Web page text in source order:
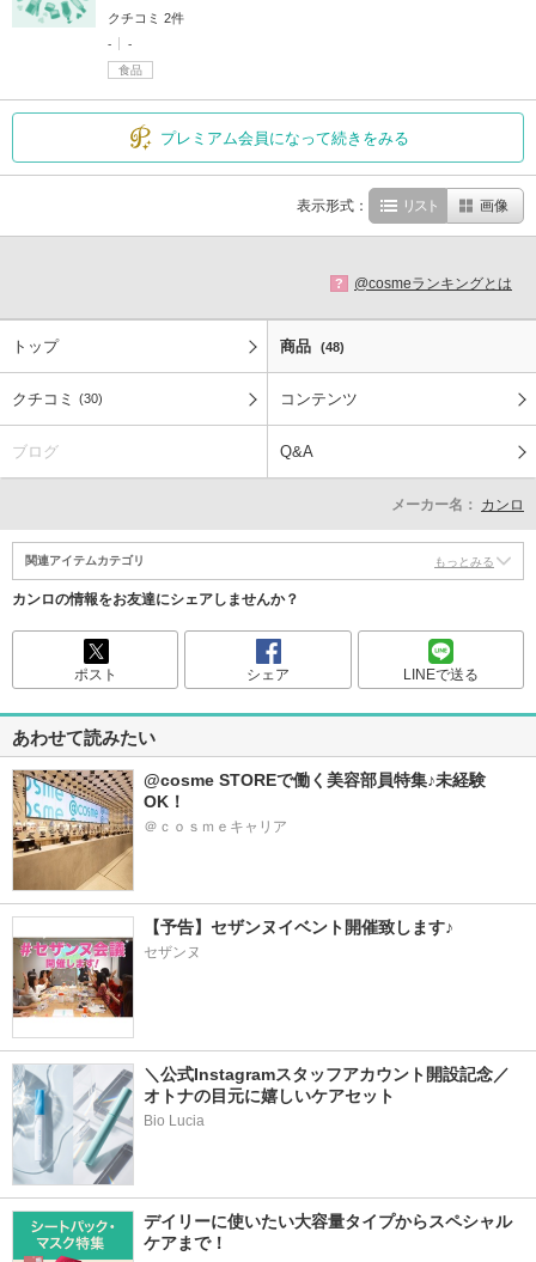
クチコミ 2件
-
-
食品
プレミアム会員になって続きをみる
表示形式： リスト 画像
? @cosmeランキングとは
トップ 商品 (48)
クチコミ (30) コンテンツ
ブログ Q&A
メーカー名： カンロ
関連アイテムカテゴリ もっとみる
カンロの情報をお友達にシェアしませんか？
ポスト シェア LINEで送る
あわせて読みたい
@cosme STOREで働く美容部員特集♪未経験
OK！
＠ｃｏｓｍｅキャリア
【予告】セザンヌイベント開催致します♪
セザンヌ
＼公式Instagramスタッフアカウント開設記念／
オトナの目元に嬉しいケアセット
Bio Lucia
デイリーに使いたい大容量タイプからスペシャル
ケアまで！